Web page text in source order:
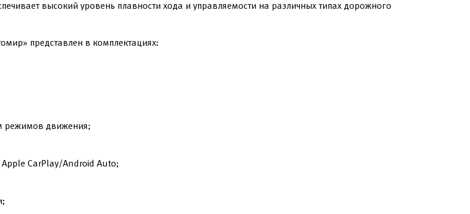
высокий уровень плавности хода и управляемости на различных типах дорожного
представлен в комплектациях:
режимов движения;
CarPlay/Android Auto;